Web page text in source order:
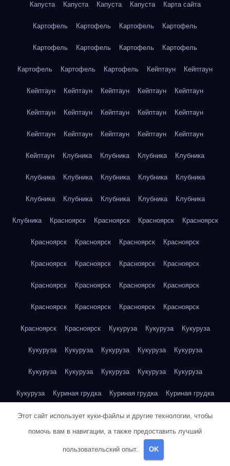
Капуста Капуста Капуста Капуста Карта сайта
Картофель Картофель Картофель Картофель
Картофель Картофель Картофель Картофель
Картофель Картофель Картофель Кейптаун Кейптаун
Кейптаун Кейптаун Кейптаун Кейптаун Кейптаун
Кейптаун Кейптаун Кейптаун Кейптаун Кейптаун
Кейптаун Кейптаун Кейптаун Кейптаун Кейптаун
Кейптаун Клубника Клубника Клубника Клубника
Клубника Клубника Клубника Клубника Клубника
Клубника Клубника Клубника Клубника Клубника
Клубника Красноярск Красноярск Красноярск Красноярск
Красноярск Красноярск Красноярск Красноярск
Красноярск Красноярск Красноярск Красноярск
Красноярск Красноярск Красноярск Красноярск
Красноярск Красноярск Красноярск Красноярск
Красноярск Красноярск Кукуруза Кукуруза Кукуруза
Кукуруза Кукуруза Кукуруза Кукуруза Кукуруза
Кукуруза Кукуруза Кукуруза Кукуруза Кукуруза
Кукуруза Куриная грудка Куриная грудка Куриная грудка
Куриная грудка Куриная грудка Куриная грудка
Куриная грудка Куриная грудка
Куриная грудка
Этот сайт использует куки-файлы и другие технологии, чтобы
помочь вам в навигации, а также предоставить лучший
пользовательский опыт. OK